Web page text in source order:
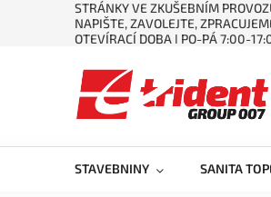
STRÁNKY VE ZKUŠEBNÍM
NAPIŠTE, ZAVOLEJTE,
OTEVÍRACÍ DOBA ǀ PO-PÁ 7:00-
STAVEBNINY SANITA